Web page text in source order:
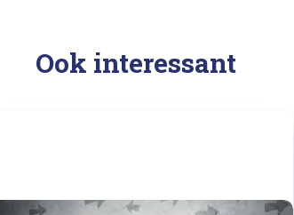
Ook interessant